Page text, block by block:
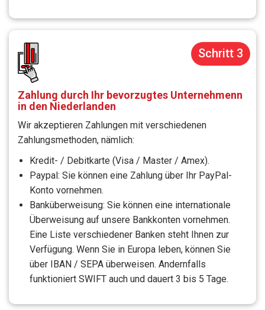
Schritt 3
Zahlung durch Ihr bevorzugtes Unternehmenn
in den Niederlanden
Wir akzeptieren Zahlungen mit verschiedenen
Zahlungsmethoden, nämlich:
Kredit- / Debitkarte (Visa / Master / Amex).
Paypal: Sie können eine Zahlung über Ihr PayPal-
Konto vornehmen.
Banküberweisung: Sie können eine internationale
Überweisung auf unsere Bankkonten vornehmen.
Eine Liste verschiedener Banken steht Ihnen zur
Verfügung. Wenn Sie in Europa leben, können Sie
über IBAN / SEPA überweisen. Andernfalls
funktioniert SWIFT auch und dauert 3 bis 5 Tage.